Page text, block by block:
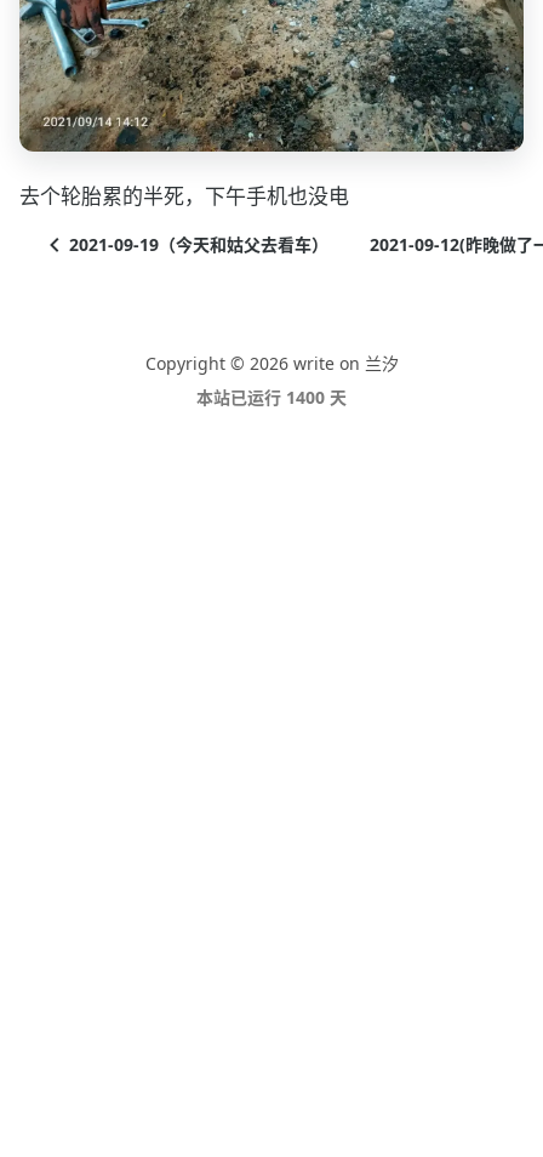
去个轮胎累的半死，下午手机也没电
2021-09-19（今天和姑父去看车） 2021-09-12(昨晚做了
Copyright © 2026 write on 兰汐
本站已运行 1400 天